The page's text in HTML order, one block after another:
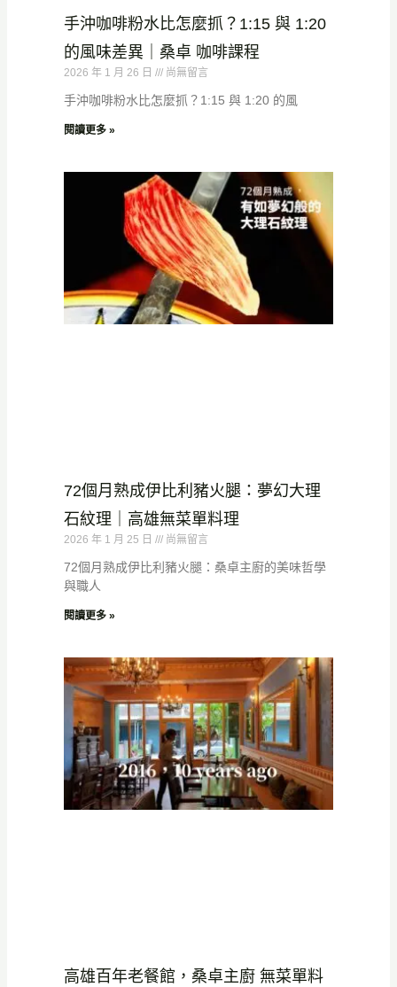
手沖咖啡粉水比怎麼抓？1:15 與 1:20
的風味差異｜桑卓 咖啡課程
2026 年 1 月 26 日 尚無留言
手沖咖啡粉水比怎麼抓？1:15 與 1:20 的風
閱讀更多 »
72個月熟成伊比利豬火腿：夢幻大理
石紋理｜高雄無菜單料理
2026 年 1 月 25 日 尚無留言
72個月熟成伊比利豬火腿：桑卓主廚的美味哲學
與職人
閱讀更多 »
高雄百年老餐館，桑卓主廚 無菜單料